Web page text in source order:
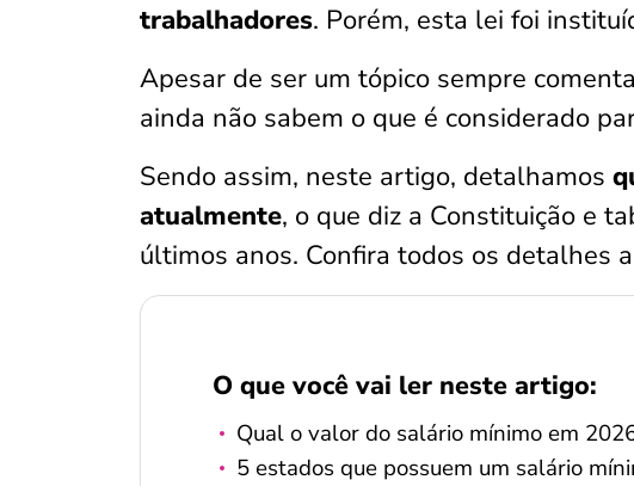
trabalhadores. Porém, esta lei foi
Apesar de ser um tópico sempre
ainda não sabem o que é considerado
Sendo assim, neste artigo, detalhamos
atualmente, o que diz a Constituição e
últimos anos. Confira todos os detalhes
O que você vai ler neste artigo:
Qual o valor do salário mínimo em
5 estados que possuem um salário